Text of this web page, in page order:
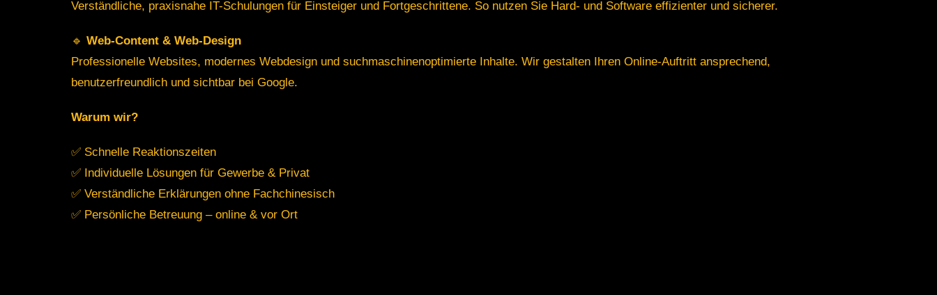
Verständliche, praxisnahe IT-Schulungen für Einsteiger und Fortgeschrittene. So nutzen Sie Hard- und Software effizienter und sicherer.
🔹 Web-Content & Web-Design
Professionelle Websites, modernes Webdesign und suchmaschinenoptimierte Inhalte. Wir gestalten Ihren Online-Auftritt ansprechend,
benutzerfreundlich und sichtbar bei Google.
Warum wir?
✅ Schnelle Reaktionszeiten
✅ Individuelle Lösungen für Gewerbe & Privat
✅ Verständliche Erklärungen ohne Fachchinesisch
✅ Persönliche Betreuung – online & vor Ort